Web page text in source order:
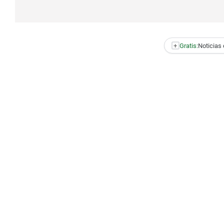
+ Gratis:Noticias